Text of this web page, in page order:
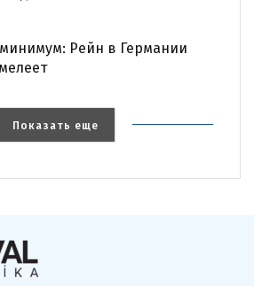
Рейн в Германии
Показать еще